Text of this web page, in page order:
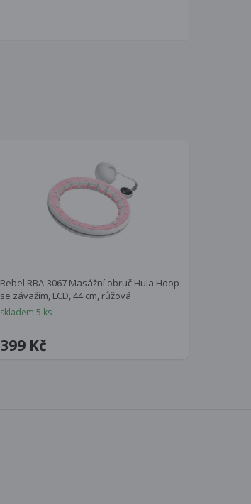
Rebel RBA-3067 Masážní obruč Hula Hoop
se závažím, LCD, 44 cm, růžová
skladem 5 ks
399 Kč